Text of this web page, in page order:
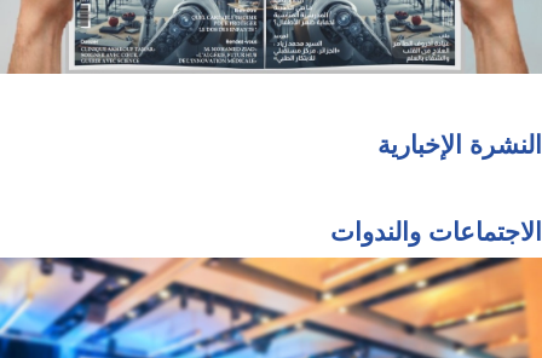
النشرة الإخبارية
الاجتماعات والندوات